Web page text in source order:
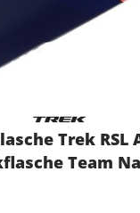
Trek RSL
Team